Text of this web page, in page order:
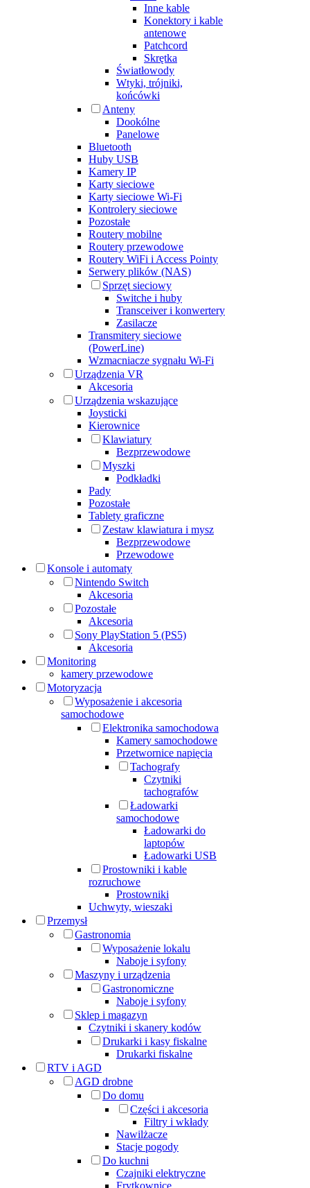
Inne kable
Konektory i kable
antenowe
Patchcord
Skrętka
Światłowody
Wtyki, trójniki,
końcówki
Anteny
Dookólne
Panelowe
Bluetooth
Huby USB
Kamery IP
Karty sieciowe
Karty sieciowe Wi-Fi
Kontrolery sieciowe
Pozostałe
Routery mobilne
Routery przewodowe
Routery WiFi i Access Pointy
Serwery plików (NAS)
Sprzęt sieciowy
Switche i huby
Transceiver i konwertery
Zasilacze
Transmitery sieciowe
(PowerLine)
Wzmacniacze sygnału Wi-Fi
Urządzenia VR
Akcesoria
Urządzenia wskazujące
Joysticki
Kierownice
Klawiatury
Bezprzewodowe
Myszki
Podkładki
Pady
Pozostałe
Tablety graficzne
Zestaw klawiatura i mysz
Bezprzewodowe
Przewodowe
Konsole i automaty
Nintendo Switch
Akcesoria
Pozostałe
Akcesoria
Sony PlayStation 5 (PS5)
Akcesoria
Monitoring
kamery przewodowe
Motoryzacja
Wyposażenie i akcesoria
samochodowe
Elektronika samochodowa
Kamery samochodowe
Przetwornice napięcia
Tachografy
Czytniki
tachografów
Ładowarki
samochodowe
Ładowarki do
laptopów
Ładowarki USB
Prostowniki i kable
rozruchowe
Prostowniki
Uchwyty, wieszaki
Przemysł
Gastronomia
Wyposażenie lokalu
Naboje i syfony
Maszyny i urządzenia
Gastronomiczne
Naboje i syfony
Sklep i magazyn
Czytniki i skanery kodów
Drukarki i kasy fiskalne
Drukarki fiskalne
RTV i AGD
AGD drobne
Do domu
Części i akcesoria
Filtry i wkłady
Nawilżacze
Stacje pogody
Do kuchni
Czajniki elektryczne
Frytkownice